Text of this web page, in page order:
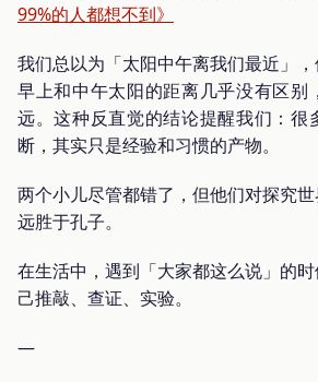
99%的人都想不到》
我们总以为「太阳中午离我们最近」
早上和中午太阳的距离几乎没有区别
远。这种反直觉的结论提醒我们：很
断，其实只是经验和习惯的产物。
两个小儿尽管都错了，但他们对探究
远胜于孔子。
在生活中，遇到「大家都这么说」的
己推敲、查证、实验。
—